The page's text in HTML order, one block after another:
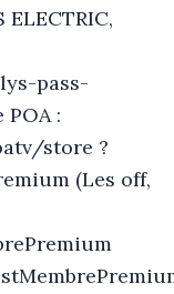
ELECTRIC,
pass-
:
store ?
(Les off,